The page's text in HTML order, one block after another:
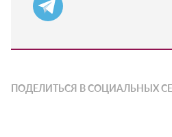
ПОДЕЛИТЬСЯ В СОЦИАЛЬНЫХ